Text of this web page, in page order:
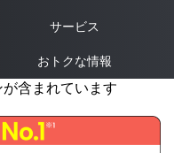
サービス
おトクな情報
含まれています